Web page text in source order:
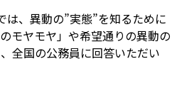
、異動の”実態”を知るために
モヤモヤ」や希望通りの異動の
全国の公務員に回答いただい